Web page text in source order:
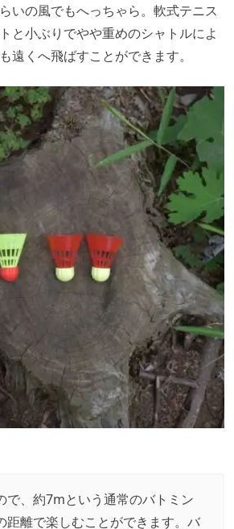
いの風でもへっちゃら。軟式テニス
と小ぶりでやや重めのシャトルによ
遠くへ飛ばすことができます。
で、約7mという通常のバトミン
距離で楽しむことができます。バ